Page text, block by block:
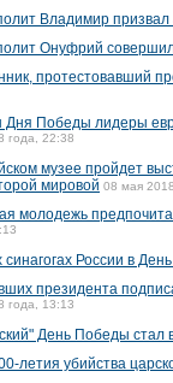
Владимир
Онуфрий совершил
протестовавший
Дня Победы лидеры
года, 22:38
музее пройдет
мировой 08 мая
молодежь
синагогах России в
президента
года, 13:13
День Победы стал
летия убийства